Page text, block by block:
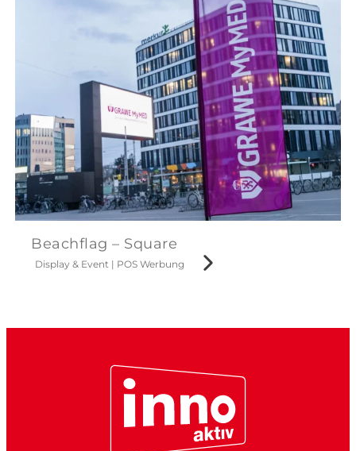
Beachflag – Square
Display & Event | POS Werbung